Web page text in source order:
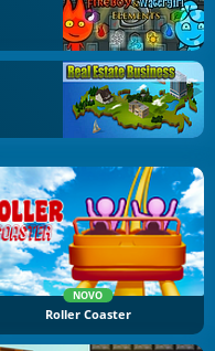
NOVO
Roller Coaster